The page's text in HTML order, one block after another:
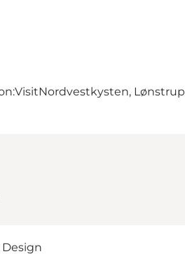
VisitNordvestkysten, Lønstrup